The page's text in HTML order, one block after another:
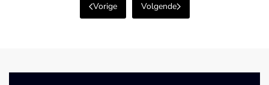
Vorige Volgende